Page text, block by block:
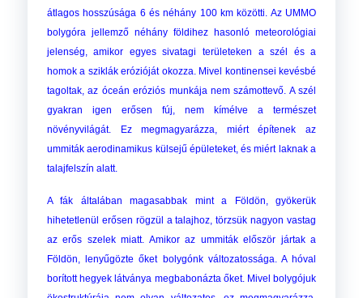
átlagos hosszúsága 6 és néhány 100 km közötti. Az UMMO
bolygóra jellemző néhány földihez hasonló meteorológiai
jelenség, amikor egyes sivatagi területeken a szél és a
homok a sziklák erózióját okozza. Mivel kontinensei kevésbé
tagoltak, az óceán eróziós munkája nem számottevő. A szél
gyakran igen erősen fúj, nem kímélve a természet
növényvilágát. Ez megmagyarázza, miért építenek az
ummiták aerodinamikus külsejű épületeket, és miért laknak a
talajfelszín alatt.
A fák általában magasabbak mint a Földön, gyökerük
hihetetlenül erősen rögzül a talajhoz, törzsük nagyon vastag
az erős szelek miatt. Amikor az ummiták először jártak a
Földön, lenyűgözte őket bolygónk változatossága. A hóval
borított hegyek látványa megbabonázta őket. Mivel bolygójuk